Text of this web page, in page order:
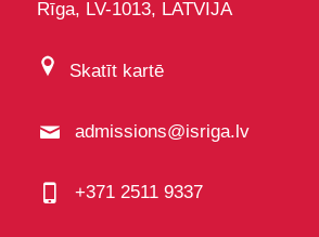
Rīga, LV-1013, LATVIJA
Skatīt kartē
admissions@isriga.lv
+371 2511 9337